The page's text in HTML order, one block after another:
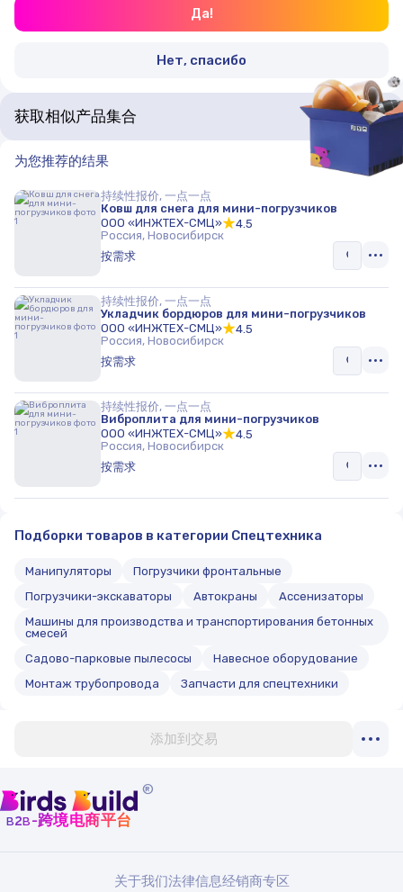
Да!
Нет, спасибо
获取相似产品集合
为您推荐的结果
持续性报价, 一点一点
Ковш для снега для мини-погрузчиков
ООО «ИНЖТЕХ-СМЦ»
4.5
Россия, Новосибирск
按需求
持续性报价, 一点一点
Укладчик бордюров для мини-погрузчиков
ООО «ИНЖТЕХ-СМЦ»
4.5
Россия, Новосибирск
按需求
持续性报价, 一点一点
Виброплита для мини-погрузчиков
ООО «ИНЖТЕХ-СМЦ»
4.5
Россия, Новосибирск
按需求
Подборки товаров в категории Спецтехника
Манипуляторы
Погрузчики фронтальные
Погрузчики-экскаваторы
Автокраны
Ассенизаторы
Машины для производства и транспортирования бетонных
смесей
Садово-парковые пылесосы
Навесное оборудование
Монтаж трубопровода
Запчасти для спецтехники
添加到交易
®
b2b-跨境电商平台
关于我们法律信息经销商专区